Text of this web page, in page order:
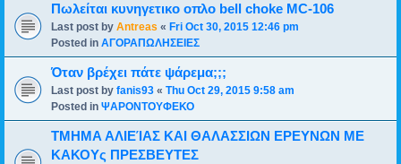
Πωλείται κυνηγετικο οπλο bell choke MC-106
Last post by Antreas « Fri Oct 30, 2015 12:46 pm
Posted in ΑΓΟΡΑΠΩΛΗΣΕΙΕΣ
Όταν βρέχει πάτε ψάρεμα;;;
Last post by fanis93 « Thu Oct 29, 2015 9:58 am
Posted in ΨΑΡΟΝΤΟΥΦΕΚΟ
ΤΜΗΜΑ ΑΛΙΕΊΑΣ ΚΑΙ ΘΑΛΑΣΣΙΩΝ ΕΡΕΥΝΩΝ ΜΕ
ΚΑΚΟΥς ΠΡΕΣΒΕΥΤΕΣ